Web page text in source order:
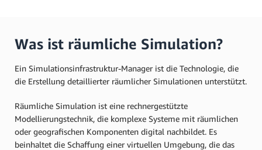
Was ist räumliche Simulation?
Ein Simulationsinfrastruktur-Manager ist die Technologie, die
die Erstellung detaillierter räumlicher Simulationen unterstützt.
Räumliche Simulation ist eine rechnergestützte
Modellierungstechnik, die komplexe Systeme mit räumlichen
oder geografischen Komponenten digital nachbildet. Es
beinhaltet die Schaffung einer virtuellen Umgebung, die das